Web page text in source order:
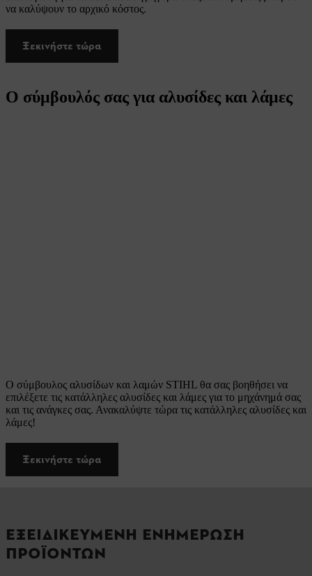
να καλύψουν το αρχικό κόστος.
Ξεκινήστε τώρα
Ο σύμβουλός σας για αλυσίδες και λάμες
Ο σύμβουλος αλυσίδων και λαμών STIHL θα σας βοηθήσει να
επιλέξετε τις κατάλληλες αλυσίδες και λάμες για το μηχάνημά σας
και τις ανάγκες σας. Ανακαλύψτε τώρα τις κατάλληλες αλυσίδες και
λάμες!
Ξεκινήστε τώρα
ΕΞΕΙΔΙΚΕΥΜΕΝΗ ΕΝΗΜΕΡΩΣΗ
ΠΡΟΪΟΝΤΩΝ